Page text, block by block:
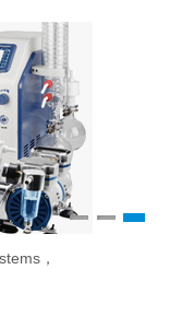
，
1 2